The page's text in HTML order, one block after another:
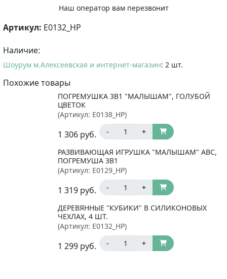
Наш оператор вам перезвонит
Артикул: E0132_HP
Наличие:
Шоурум м.Алексеевская и интернет-магазин: 2 шт.
Похожие товары
ПОГРЕМУШКА 3В1 "МАЛЫШАМ", ГОЛУБОЙ
ЦВЕТОК
(Артикул: E0138_HP)
1 306 руб. - +
РАЗВИВАЮЩАЯ ИГРУШКА "МАЛЫШАМ" ABC,
ПОГРЕМУША 3В1
(Артикул: E0129_HP)
1 319 руб. - +
ДЕРЕВЯННЫЕ "КУБИКИ" В СИЛИКОНОВЫХ
ЧЕХЛАХ, 4 ШТ.
(Артикул: E0132_HP)
1 299 руб. - +